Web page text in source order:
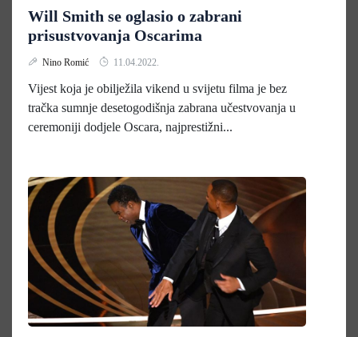
Will Smith se oglasio o zabrani
prisustvovanja Oscarima
Nino Romić 11.04.2022.
Vijest koja je obilježila vikend u svijetu filma je bez
tračka sumnje desetogodišnja zabrana učestvovanja u
ceremoniji dodjele Oscara, najprestižni...